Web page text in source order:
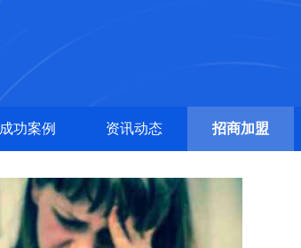
成功案例 资讯动态 招商加盟